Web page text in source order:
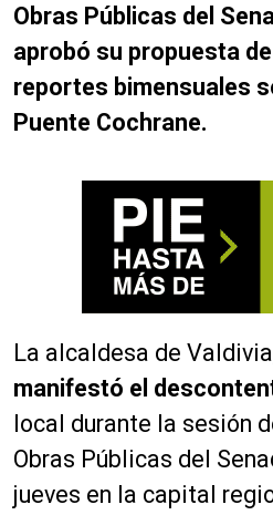
Obras Públicas del
aprobó su propuesta
reportes bimensuales
Puente Cochrane.
La alcaldesa de
manifestó el
local durante la sesión
Obras Públicas del
jueves en la capital